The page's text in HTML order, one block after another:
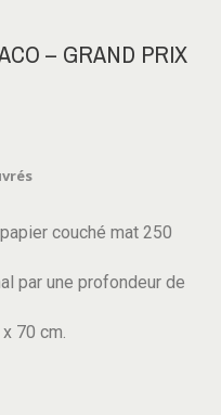
– GRAND PRIX
couché mat 250
par une profondeur de
70 cm.